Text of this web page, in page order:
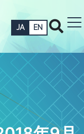
JA EN